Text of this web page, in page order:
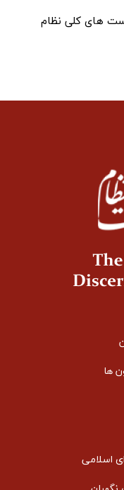
های کلی نظام
ها
اسلامی